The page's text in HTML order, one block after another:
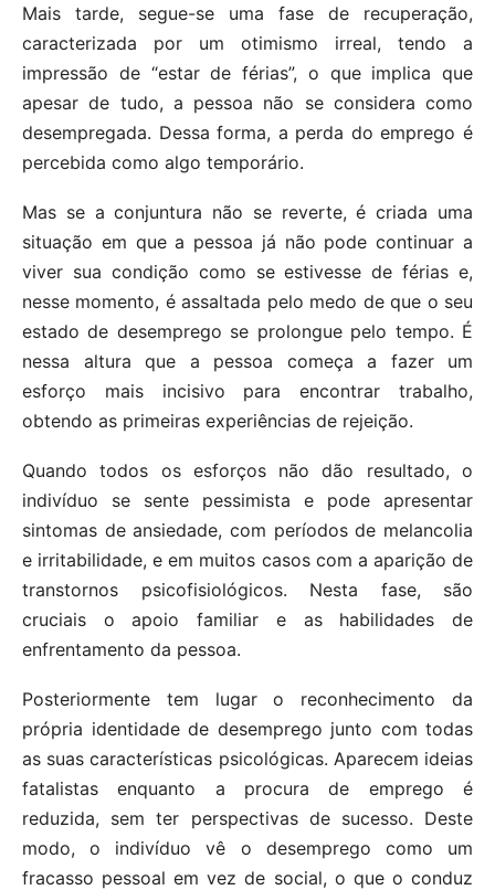
Mais tarde, segue-se uma fase de recuperação,
caracterizada por um otimismo irreal, tendo a
impressão de “estar de férias”, o que implica que
apesar de tudo, a pessoa não se considera como
desempregada. Dessa forma, a perda do emprego é
percebida como algo temporário.
Mas se a conjuntura não se reverte, é criada uma
situação em que a pessoa já não pode continuar a
viver sua condição como se estivesse de férias e,
nesse momento, é assaltada pelo medo de que o seu
estado de desemprego se prolongue pelo tempo. É
nessa altura que a pessoa começa a fazer um
esforço mais incisivo para encontrar trabalho,
obtendo as primeiras experiências de rejeição.
Quando todos os esforços não dão resultado, o
indivíduo se sente pessimista e pode apresentar
sintomas de ansiedade, com períodos de melancolia
e irritabilidade, e em muitos casos com a aparição de
transtornos psicofisiológicos. Nesta fase, são
cruciais o apoio familiar e as habilidades de
enfrentamento da pessoa.
Posteriormente tem lugar o reconhecimento da
própria identidade de desemprego junto com todas
as suas características psicológicas. Aparecem ideias
fatalistas enquanto a procura de emprego é
reduzida, sem ter perspectivas de sucesso. Deste
modo, o indivíduo vê o desemprego como um
fracasso pessoal em vez de social, o que o conduz